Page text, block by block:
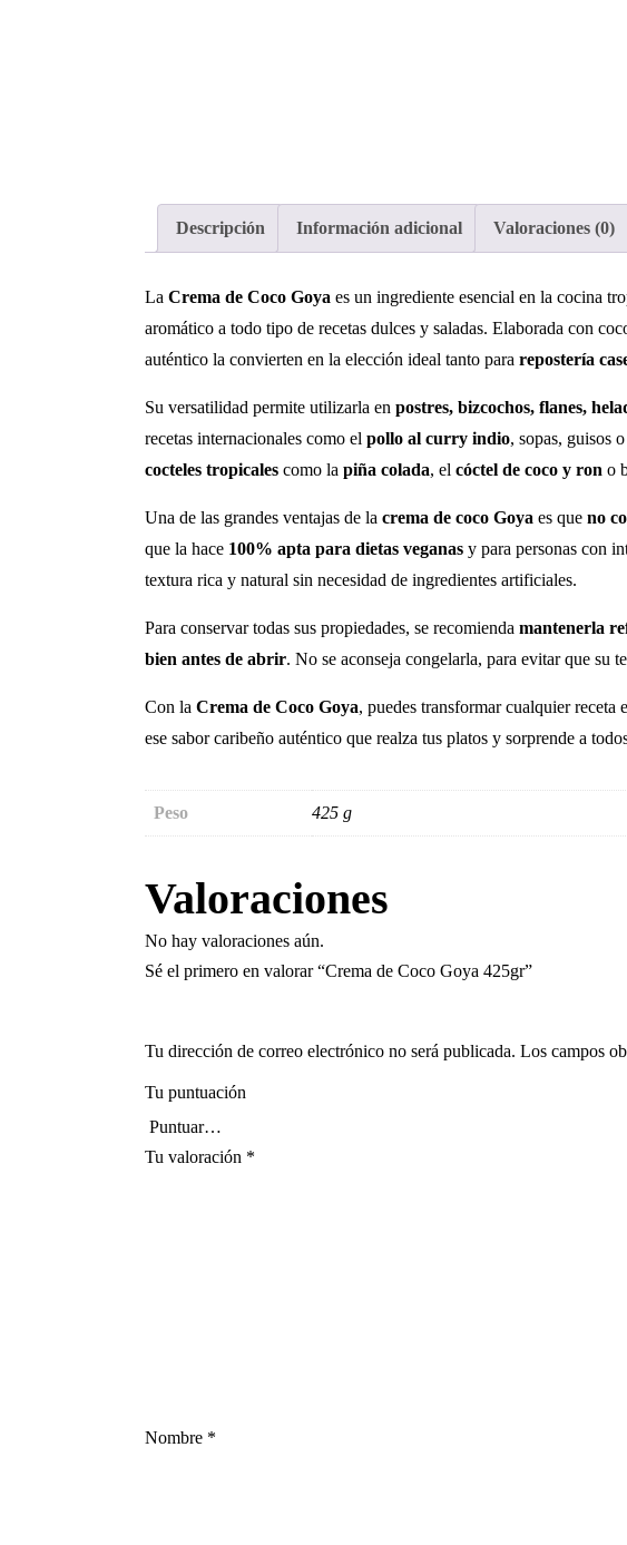
Descripción Información adicional Valoraciones (0)
La Crema de Coco Goya es un ingrediente esencial en la cocina
aromático a todo tipo de recetas dulces y saladas. Elaborada con
auténtico la convierten en la elección ideal tanto para repostería
Su versatilidad permite utilizarla en postres, bizcochos, flanes,
recetas internacionales como el pollo al curry indio, sopas, guisos
cocteles tropicales como la piña colada, el cóctel de coco y ron o
Una de las grandes ventajas de la crema de coco Goya es que no
que la hace 100% apta para dietas veganas y para personas con
textura rica y natural sin necesidad de ingredientes artificiales.
Para conservar todas sus propiedades, se recomienda mantenerla
bien antes de abrir. No se aconseja congelarla, para evitar que su
Con la Crema de Coco Goya, puedes transformar cualquier
ese sabor caribeño auténtico que realza tus platos y sorprende a
Peso 425 g
Valoraciones
No hay valoraciones aún.
Sé el primero en valorar “Crema de Coco Goya 425gr”
Tu dirección de correo electrónico no será publicada. Los campos
Tu puntuación
Tu valoración *
Nombre *